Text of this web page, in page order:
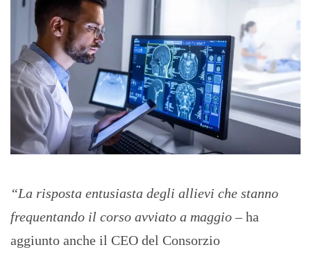
“La risposta entusiasta degli allievi che stanno
frequentando il corso avviato a maggio– ha
aggiunto anche il CEO del Consorzio